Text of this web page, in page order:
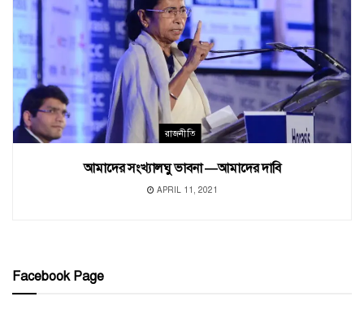
রাজনীতি
আমাদের সংখ্যালঘু ভাবনা —আমাদের দাবি
APRIL 11, 2021
Facebook Page